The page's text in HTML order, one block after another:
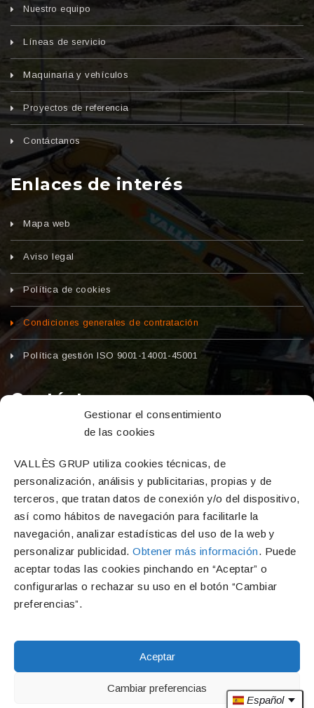
Gestionar el consentimiento
de las cookies
VALLÈS GRUP utiliza cookies técnicas, de
personalización, análisis y publicitarias, propias y de
terceros, que tratan datos de conexión y/o del dispositivo,
así como hábitos de navegación para facilitarle la
navegación, analizar estadísticas del uso de la web y
personalizar publicidad.Obtener más información. Puede
aceptar todas las cookies pinchando en “Aceptar” o
configurarlas o rechazar su uso en el botón “Cambiar
preferencias”.
Aceptar
Cambiar preferencias
Nuestro equipo
Líneas de servicio
Maquinaria y vehículos
Proyectos de referencia
Contáctanos
Enlaces de interés
Mapa web
Aviso legal
Política de cookies
Condiciones generales de contratación
Política gestión ISO 9001-14001-45001
Contáctanos
Dirección
C/ Major, 2 – Calafell pueblo (Calafell, Tarragona,
Teléfono
977 69 16 54
Correo electrónico
info@vallesgrup.com
Transformación y Resiliencia de España «Next Generation EU»
Copyright © 2022 Vallès Grup. Todos los derechos reservados. |Diseño
Español